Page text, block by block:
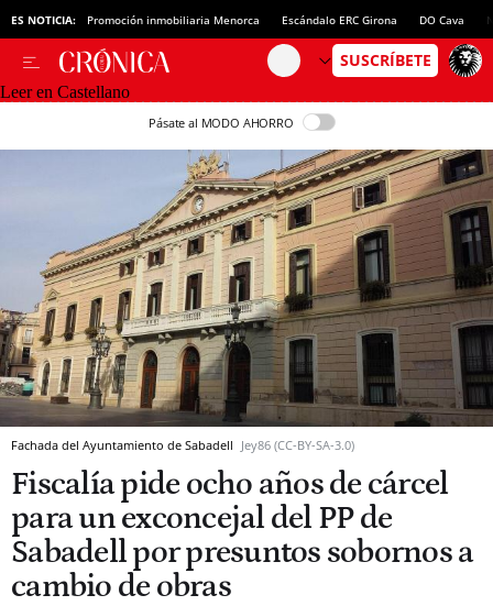
ES NOTICIA: Promoción inmobiliaria Menorca Escándalo ERC Girona DO Cava
Leer en Castellano
Pásate al MODO AHORRO
Fachada del Ayuntamiento de Sabadell Jey86 (CC-BY-SA-3.0)
Fiscalía pide ocho años de cárcel
para un exconcejal del PP de
Sabadell por presuntos sobornos a
cambio de obras